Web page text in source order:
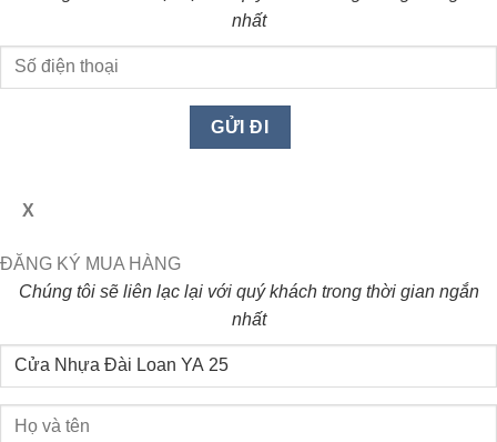
nhất
X
ĐĂNG KÝ MUA HÀNG
Chúng tôi sẽ liên lạc lại với quý khách trong thời gian ngắn
nhất